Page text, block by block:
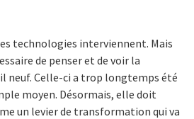
technologies interviennent. Mais
de penser et de voir la
neuf. Celle-ci a trop longtemps été
moyen. Désormais, elle doit
un levier de transformation qui va